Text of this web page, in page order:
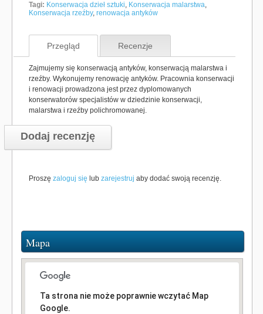
Tagi: Konserwacja dzieł sztuki, Konserwacja malarstwa,
Konserwacja rzeźby, renowacja antyków
Przegląd Recenzje
Zajmujemy się konserwacją antyków, konserwacją malarstwa i
rzeźby. Wykonujemy renowację antyków. Pracownia konserwacji
i renowacji prowadzona jest przez dyplomowanych
konserwatorów specjalistów w dziedzinie konserwacji,
malarstwa i rzeźby polichromowanej.
Dodaj recenzję
Proszę zaloguj się lub zarejestruj aby dodać swoją recenzję.
Mapa
Ta strona nie może poprawnie wczytać Map
Google.